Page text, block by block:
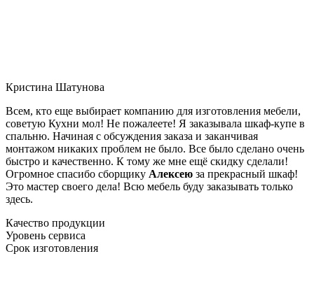
Кристина Шатунова
Всем, кто еще выбирает компанию для изготовления мебели,
советую Кухни мол! Не пожалеете! Я заказывала шкаф-купе в
спальню. Начиная с обсуждения заказа и заканчивая
монтажом никаких проблем не было. Все было сделано очень
быстро и качественно. К тому же мне ещё скидку сделали!
Огромное спасибо сборщику Алексею за прекрасный шкаф!
Это мастер своего дела! Всю мебель буду заказывать только
здесь.
Качество продукции
Уровень сервиса
Срок изготовления